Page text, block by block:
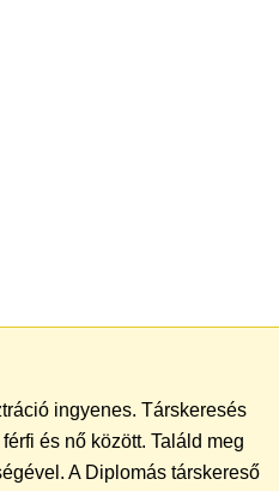
ingyenes. Társkeresés
és nő között. Találd meg
A Diplomás társkereső